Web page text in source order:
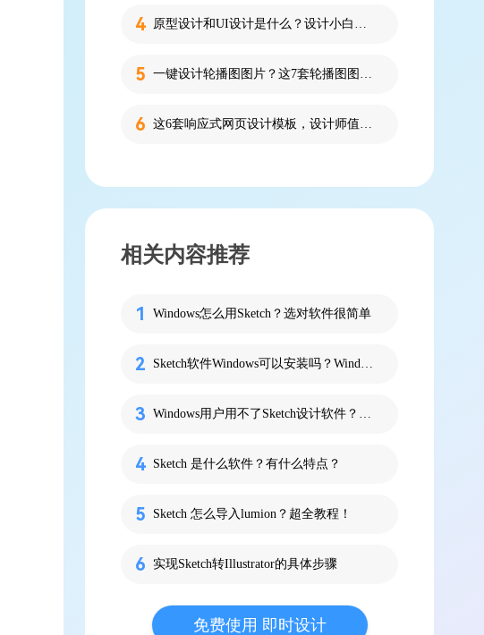
原型设计和UI设计是什么？设计小白必看的科普！
一键设计轮播图图片？这7套轮播图图片资源快收藏！
这6套响应式网页设计模板，设计师值得收藏！
相关内容推荐
Windows怎么用Sketch？选对软件很简单
Sketch软件Windows可以安装吗？Window可用的Sketch来啦！
Windows用户用不了Sketch设计软件？有这几个就不用再愁了！
Sketch 是什么软件？有什么特点？
Sketch 怎么导入lumion？超全教程！
实现Sketch转Illustrator的具体步骤
免费使用 即时设计